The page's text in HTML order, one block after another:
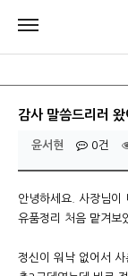
감사 말씀드리러 왔
윤서현 0건
안녕하세요. 사장님이
유품정리 처음 맡겨보
정신이 워낙 없어서